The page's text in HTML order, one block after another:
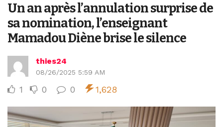
Un an après l’annulation surprise de
sa nomination, l’enseignant
Mamadou Diène brise le silence
thies24
08/26/2025 5:59 AM
1 0 0 1,628